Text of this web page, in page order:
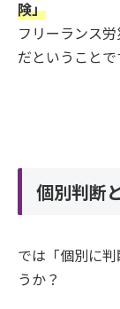
険」
フリーランス
だということで
個別判断
では「個別に
うか？